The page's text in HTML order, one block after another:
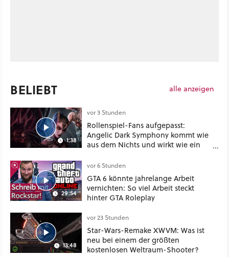
BELIEBT alle anzeigen
1:38
vor 3 Stunden
Rollenspiel-Fans aufgepasst:
Angelic Dark Symphony kommt wie
aus dem Nichts und wirkt wie ein
Mass Effect
29:54
vor 6 Stunden
GTA 6 könnte jahrelange Arbeit
vernichten: So viel Arbeit steckt
hinter GTA Roleplay
13:48
vor 23 Stunden
Star-Wars-Remake XWVM: Was ist
neu bei einem der größten
kostenlosen Weltraum-Shooter?